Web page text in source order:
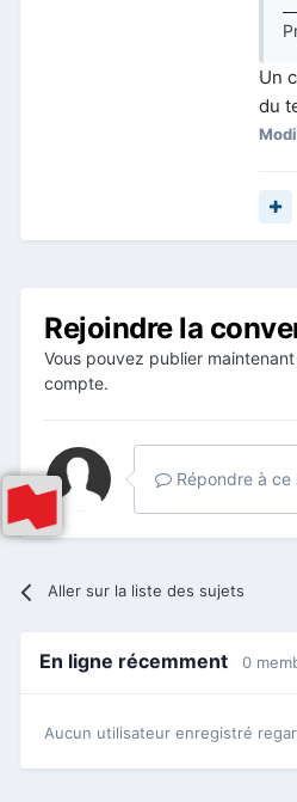
Un
du
Rejoindre la
Vous pouvez publier
compte.
Répondre à
Aller sur la liste des sujets
En ligne récemment 0
Aucun utilisateur enregistré